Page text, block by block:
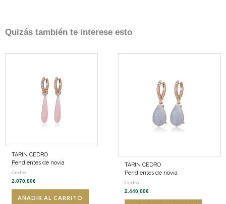
Quizás también te interese esto
TARIN CEDRO
Pendientes de novia
Cedro
2.070,00€
AÑADIR AL CARRITO
TARIN CEDRO
Pendientes de novia
Cedro
2.440,00€